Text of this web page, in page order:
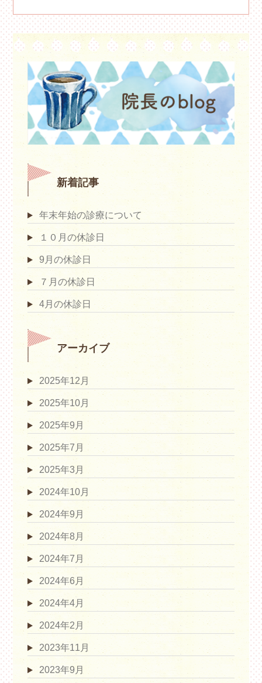
新着記事
年末年始の診療について
１０月の休診日
9月の休診日
７月の休診日
4月の休診日
アーカイブ
2025年12月
2025年10月
2025年9月
2025年7月
2025年3月
2024年10月
2024年9月
2024年8月
2024年7月
2024年6月
2024年4月
2024年2月
2023年11月
2023年9月